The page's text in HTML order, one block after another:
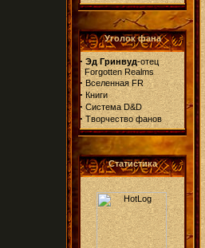
Уголок фана
· Эд Гринвуд-отец
Forgotten Realms
· Вселенная FR
· Книги
· Система D&D
· Творчество фанов
Статистика